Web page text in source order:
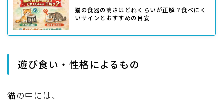
猫の食器の高さはどれくらいが正解？食べにく
いサインとおすすめの目安
遊び食い・性格によるもの
猫の中には、